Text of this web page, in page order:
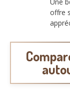
offre